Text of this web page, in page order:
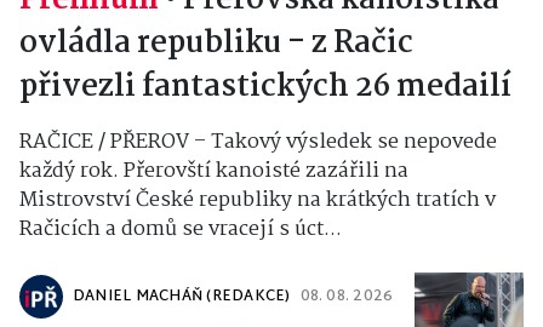
ovládla republiku - z Račic
přivezli fantastických 26 medailí
RAČICE / PŘEROV – Takový výsledek se nepovede
každý rok. Přerovští kanoisté zazářili na
Mistrovství České republiky na krátkých tratích v
Račicích a domů se vracejí s úct...
DANIEL MACHÁŇ (REDAKCE) 08. 08. 2026